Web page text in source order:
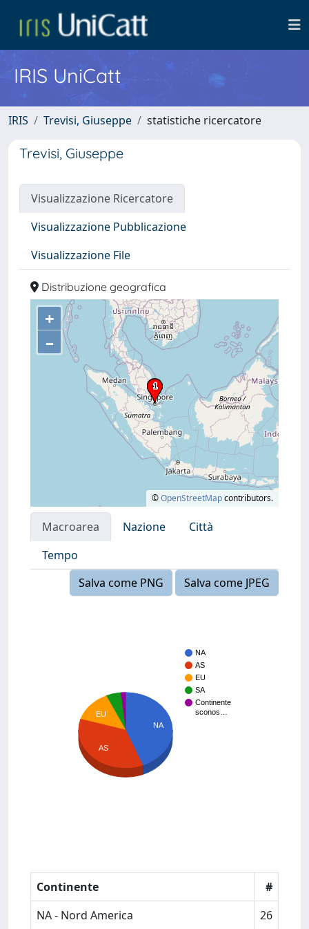
IRIS UniCatt
IRIS Trevisi, Giuseppe statistiche ricercatore
Trevisi, Giuseppe
Visualizzazione Ricercatore
Visualizzazione Pubblicazione
Visualizzazione File
Distribuzione geografica
+
–
©OpenStreetMapcontributors.
Macroarea Nazione
Città
Tempo
Salva come PNG
Salva come JPEG
NA
AS
EU
SA
Continente
sconos…
NA
EU
AS
Continente
#
NA - Nord America
26